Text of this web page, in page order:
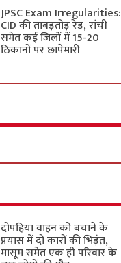
JPSC Exam Irregularities:
CID की ताबड़तोड़ रेड, रांची
समेत कई जिलों में 15-20
ठिकानों पर छापेमारी
दोपहिया वाहन को बचाने के
प्रयास में दो कारों की भिड़ंत,
मासूम समेत एक ही परिवार के